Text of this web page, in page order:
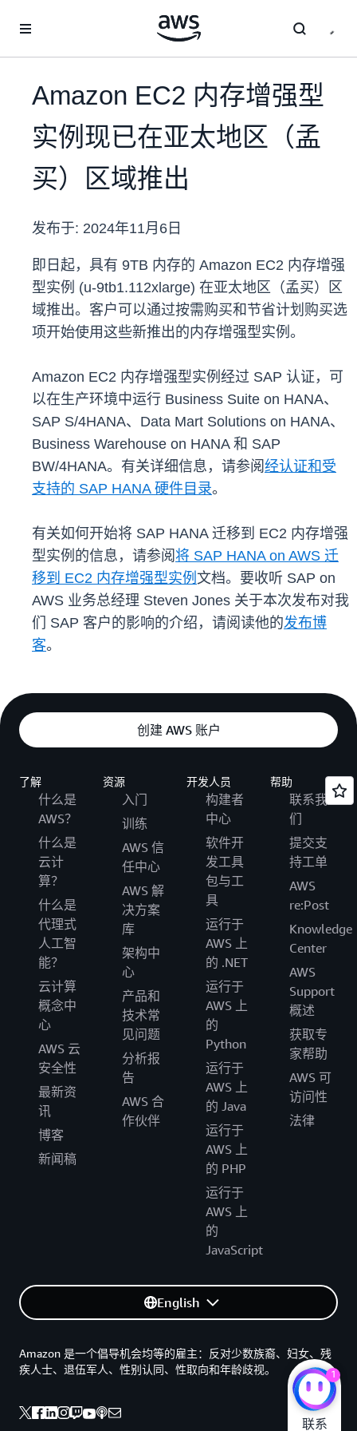
Amazon EC2 内存增强型
实例现已在亚太地区（孟
买）区域推出
发布于: 2024年11月6日
即日起，具有 9TB 内存的 Amazon EC2 内存增强
型实例 (u-9tb1.112xlarge) 在亚太地区（孟买）区
域推出。客户可以通过按需购买和节省计划购买选
项开始使用这些新推出的内存增强型实例。
Amazon EC2 内存增强型实例经过 SAP 认证，可
以在生产环境中运行 Business Suite on HANA、
SAP S/4HANA、Data Mart Solutions on HANA、
Business Warehouse on HANA 和 SAP
BW/4HANA。有关详细信息，请参阅 经认证和受
支持的 SAP HANA 硬件目录。
有关如何开始将 SAP HANA 迁移到 EC2 内存增强
型实例的信息，请参阅 将 SAP HANA on AWS 迁
移到 EC2 内存增强型实例 文档。要收听 SAP on
AWS 业务总经理 Steven Jones 关于本次发布对我
们 SAP 客户的影响的介绍，请阅读他的发布博
客。
创建 AWS 账户
了解
什么是
AWS？
什么是
云计
算？
什么是
代理式
人工智
能？
云计算
概念中
心
AWS 云
安全性
最新资
讯
博客
新闻稿
资源
入门
训练
AWS 信
任中心
AWS 解
决方案
库
架构中
心
产品和
技术常
见问题
分析报
告
AWS 合
作伙伴
开发人员
构建者
中心
软件开
发工具
包与工
具
运行于
AWS 上
的 .NET
运行于
AWS 上
的
Python
运行于
AWS 上
的 Java
运行于
AWS 上
的 PHP
运行于
AWS 上
的
JavaScript
帮助
联系我
们
提交支
持工单
AWS
re:Post
Knowledge
Center
AWS
Support
概述
获取专
家帮助
AWS 可
访问性
法律
English
Amazon 是一个倡导机会均等的雇主：反对少数族裔、妇女、残
疾人士、退伍军人、性别认同、性取向和年龄歧视。
1
联系